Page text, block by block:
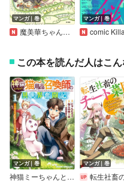
マンガ｜巻
魔美華ちゃんが来る！
マンガ｜巻
comic Killa Vol.40 ひら
この本を読んだ人はこ
マンガ｜巻
神猫ミーちゃんと猫用品召喚師の異世界奮闘記～目指すは、もふもふスローライフ！～
マンガ｜巻
転生社畜のチート菜園 ～万能スキルと便利な使い魔妖精を駆使してたら、気づけば大陸